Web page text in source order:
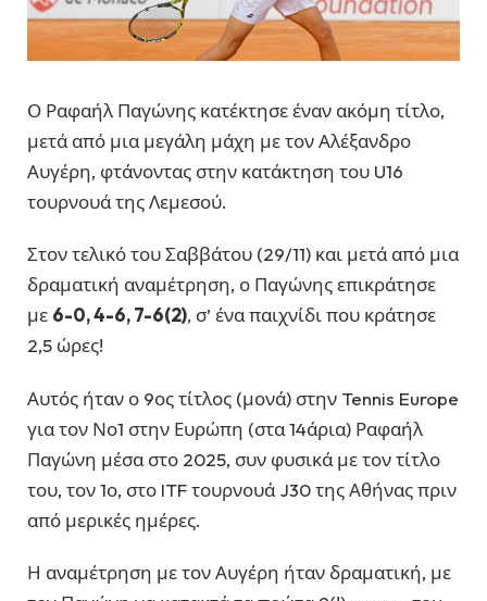
Ο Ραφαήλ Παγώνης κατέκτησε έναν ακόμη τίτλο,
μετά από μια μεγάλη μάχη με τον Αλέξανδρο
Αυγέρη, φτάνοντας στην κατάκτηση του U16
τουρνουά της Λεμεσού.
Στον τελικό του Σαββάτου (29/11) και μετά από μια
δραματική αναμέτρηση, ο Παγώνης επικράτησε
με 6-0, 4-6, 7-6(2), σ’ ένα παιχνίδι που κράτησε
2,5 ώρες!
Αυτός ήταν ο 9ος τίτλος (μονά) στην Tennis Europe
για τον Νο1 στην Ευρώπη (στα 14άρια) Ραφαήλ
Παγώνη μέσα στο 2025, συν φυσικά με τον τίτλο
του, τον 1ο, στο ITF τουρνουά J30 της Αθήνας πριν
από μερικές ημέρες.
Η αναμέτρηση με τον Αυγέρη ήταν δραματική, με